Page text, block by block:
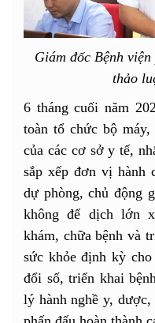
Giám đốc Bệnh
thảo
6 tháng cuối năm
toàn tổ chức bộ máy,
của các cơ sở y tế,
sắp xếp đơn vị hành
dự phòng, chủ động
không để dịch lớn
khám, chữa bệnh và
sức khỏe định kỳ
đổi số, triển khai
lý hành nghề y, dược,